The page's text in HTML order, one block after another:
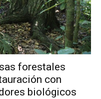
forestales
con
biológicos